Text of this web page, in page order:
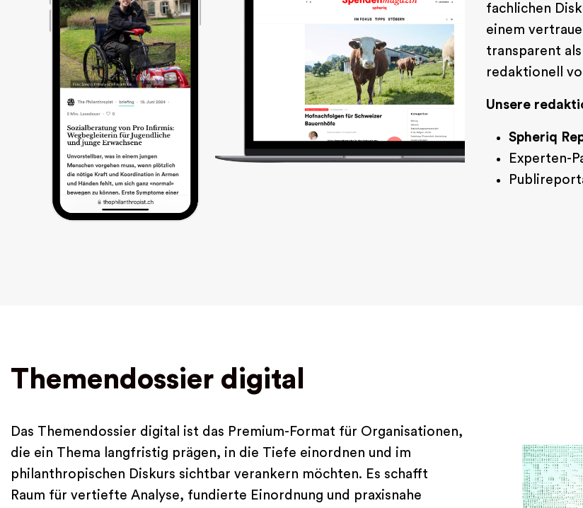
fachlichen
einem
transparent
redaktionell
Unsere
Spheriq
Experten-
Themendossier digital
Das Themendossier digital ist das Premium-Format für Organisationen,
die ein Thema langfristig prägen, in die Tiefe einordnen und im
philanthropischen Diskurs sichtbar verankern möchten. Es schafft
Raum für vertiefte Analyse, fundierte Einordnung und praxisnahe